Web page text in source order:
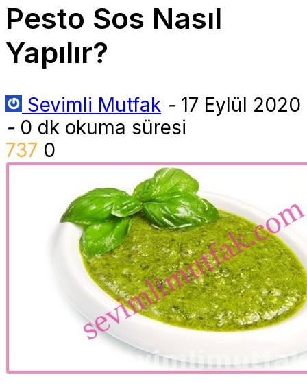
Pesto Sos Nasıl
Yapılır?
Sevimli Mutfak - 17 Eylül 2020
-0 dk okuma süresi
737 0